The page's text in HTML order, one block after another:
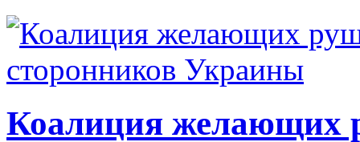
Коалиция желающих